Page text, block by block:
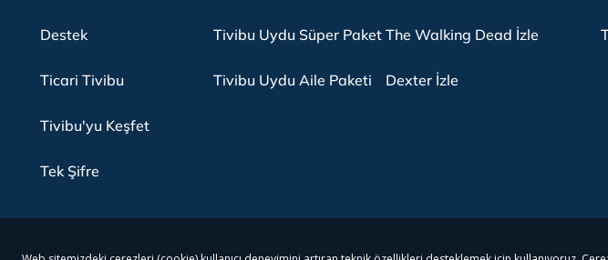
Destek
Ticari Tivibu
Tivibu'yu Keşfet
Tek Şifre
Tivibu Uydu Süper Paket
Tivibu Uydu Aile Paketi
The Walking Dead İzle
Dexter İzle